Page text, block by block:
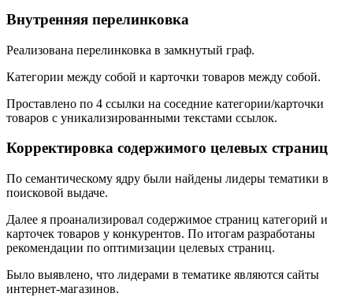
Внутренняя перелинковка
Реализована перелинковка в замкнутый граф.
Категории между собой и карточки товаров между собой.
Проставлено по 4 ссылки на соседние категории/карточки
товаров с уникализированными текстами ссылок.
Корректировка содержимого целевых страниц
По семантическому ядру были найдены лидеры тематики в
поисковой выдаче.
Далее я проанализировал содержимое страниц категорий и
карточек товаров у конкурентов. По итогам разработаны
рекомендации по оптимизации целевых страниц.
Было выявлено, что лидерами в тематике являются сайты
интернет-магазинов.